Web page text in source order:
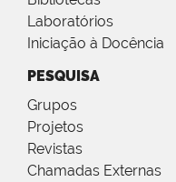
Laboratórios
Iniciação à Docência
PESQUISA
Grupos
Projetos
Revistas
Chamadas Externas